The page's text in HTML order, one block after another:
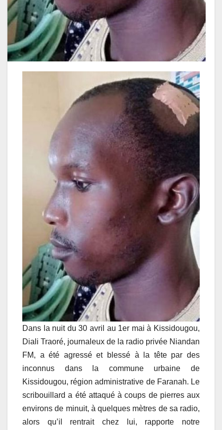
Dans la nuit du 30 avril au 1er mai à Kissidougou,
Diali Traoré, journaleux de la radio privée Niandan
FM, a été agressé et blessé à la tête par des
inconnus dans la commune urbaine de
Kissidougou, région administrative de Faranah. Le
scribouillard a été attaqué à coups de pierres aux
environs de minuit, à quelques mètres de sa radio,
alors qu’il rentrait chez lui, rapporte notre